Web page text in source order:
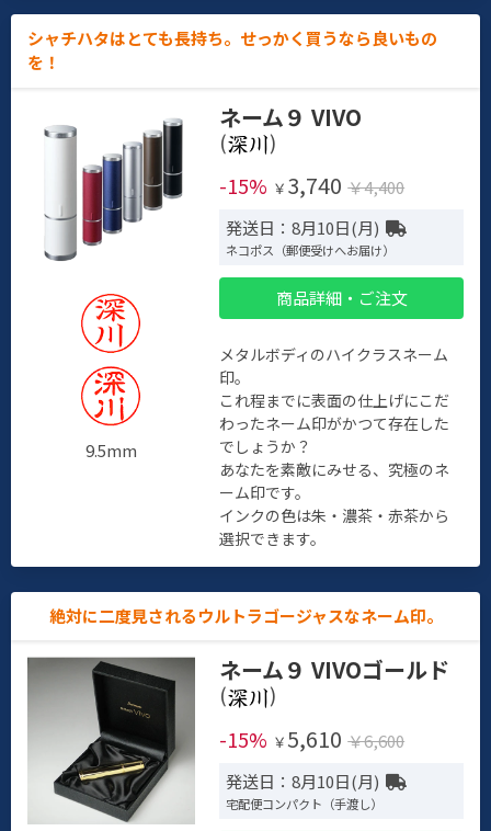
シャチハタはとても長持ち。せっかく買うなら良いもの
を！
9.5mm
ネーム９ VIVO
(
)
-15% ￥ 3,740 ￥4,400
発送日：8月10日(月)
ネコポス（郵便受けへお届け）
商品詳細・ご注文
メタルボディのハイクラスネーム
印。
これ程までに表面の仕上げにこだ
わったネーム印がかつて存在した
でしょうか？
あなたを素敵にみせる、究極のネ
ーム印です。
インクの色は朱・濃茶・赤茶から
選択できます。
絶対に二度見されるウルトラゴージャスなネーム印。
ネーム９ VIVOゴールド
(
)
-15% ￥ 5,610 ￥6,600
発送日：8月10日(月)
宅配便コンパクト（手渡し）